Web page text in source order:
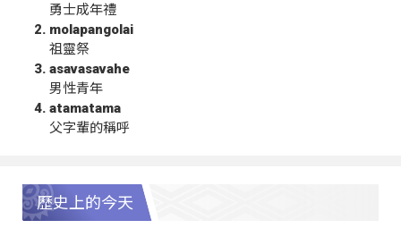
勇士成年禮
molapangolai
祖靈祭
asavasavahe
男性青年
atamatama
父字輩的稱呼
歷史上的今天